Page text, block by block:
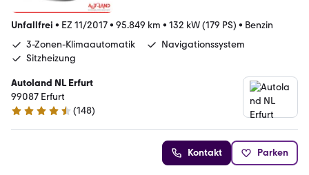
Unfallfrei • EZ 11/2017• 95.849 km • 132 kW (179 PS) • Benzin
3-Zonen-Klimaautomatik
Navigationssystem
Sitzheizung
Autoland NL Erfurt
99087 Erfurt
4.4 Sterne
(148)
Kontakt Parken